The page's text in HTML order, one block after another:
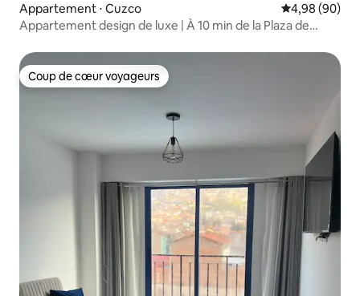
Appartement ⋅ Cuzco Évaluation
4,98 (90)
Appartement design de luxe | À 10 min de la Plaza de
Coup de cœur voyageurs
Coup de cœur voyageurs